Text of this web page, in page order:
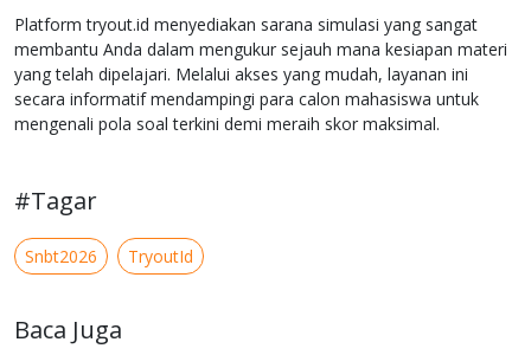
Platform tryout.id menyediakan sarana simulasi yang sangat
membantu Anda dalam mengukur sejauh mana kesiapan materi
yang telah dipelajari. Melalui akses yang mudah, layanan ini
secara informatif mendampingi para calon mahasiswa untuk
mengenali pola soal terkini demi meraih skor maksimal.
#Tagar
Snbt2026 TryoutId
Baca Juga